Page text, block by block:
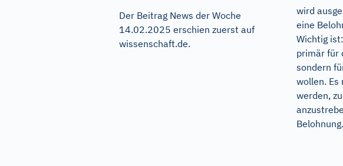
Der Beitrag News der Woche
14.02.2025 erschien zuerst auf
wissenschaft.de.
wird
eine
Wichtig
primär für
sondern
wollen. Es
werden,